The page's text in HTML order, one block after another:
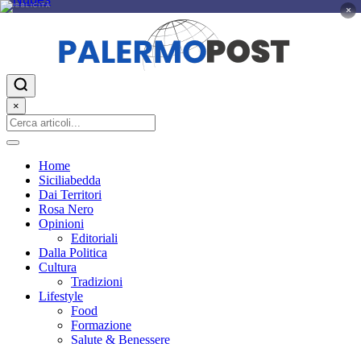
PUBBLICITÀ ×
×
Home
Siciliabedda
Dai Territori
Rosa Nero
Opinioni
Editoriali
Dalla Politica
Cultura
Tradizioni
Lifestyle
Food
Formazione
Salute & Benessere